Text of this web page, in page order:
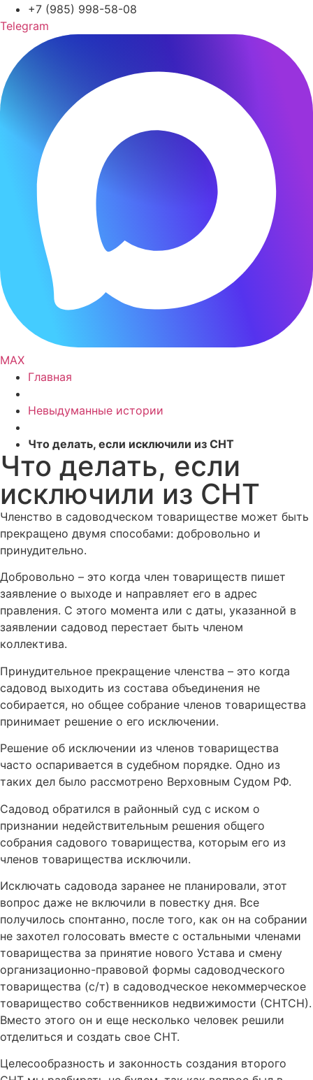
+7 (985) 998-58-08
Telegram
MAX
Главная
Невыдуманные истории
Что делать, если исключили из СНТ
Что делать, если
исключили из СНТ
Членство в садоводческом товариществе может быть
прекращено двумя способами: добровольно и
принудительно.
Добровольно – это когда член товариществ пишет
заявление о выходе и направляет его в адрес
правления. С этого момента или с даты, указанной в
заявлении садовод перестает быть членом
коллектива.
Принудительное прекращение членства – это когда
садовод выходить из состава объединения не
собирается, но общее собрание членов товарищества
принимает решение о его исключении.
Решение об исключении из членов товарищества
часто оспаривается в судебном порядке. Одно из
таких дел было рассмотрено Верховным Судом РФ.
Садовод обратился в районный суд с иском о
признании недействительным решения общего
собрания садового товарищества, которым его из
членов товарищества исключили.
Исключать садовода заранее не планировали, этот
вопрос даже не включили в повестку дня. Все
получилось спонтанно, после того, как он на собрании
не захотел голосовать вместе с остальными членами
товарищества за принятие нового Устава и смену
организационно-правовой формы садоводческого
товарищества (с/т) в садоводческое некоммерческое
товарищество собственников недвижимости (СНТСН).
Вместо этого он и еще несколько человек решили
отделиться и создать свое СНТ.
Целесообразность и законность создания второго